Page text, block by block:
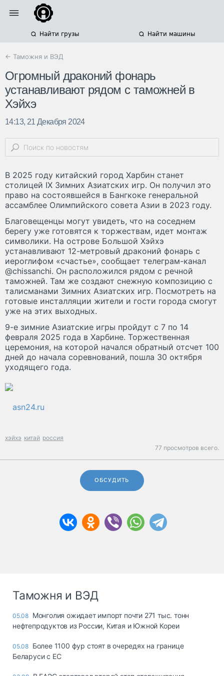
Найти грузы Найти машины
← Таможня и ВЭД
Огромный драконий фонарь
устанавливают рядом с таможней в
Хэйхэ
14:13, 21 Декабря 2024
В 2025 году китайский город Харбин станет
столицей IX Зимних Азиатских игр. Он получил это
право на состоявшейся в Бангкоке генеральной
ассамблее Олимпийского совета Азии в 2023 году.
Благовещенцы могут увидеть, что на соседнем
берегу уже готовятся к торжествам, идет монтаж
символики. На острове Большой Хэйхэ
устанавливают 12-метровый драконий фонарь с
иероглифом «счастье», сообщает телеграм-канал
@chissanchi. Он расположился рядом с речной
таможней. Там же создают снежную композицию с
талисманами Зимних Азиатских игр. Посмотреть на
готовые инсталляции жители и гости города смогут
уже на этих выходных.
9-е зимние Азиатские игры пройдут с 7 по 14
февраля 2025 года в Харбине. Торжественная
церемония, на которой начался обратный отсчет 100
дней до начала соревнований, пошла 30 октября
уходящего года.
asn24.ru
хэйхэ китай россия
77 просмотров всего.
ОБСУДИТЬ
Таможня и ВЭД
05.08 Монголия ожидает импорт почти 271 тыс. тонн
нефтепродуктов из России, Китая и Южной Кореи
05.08 Более 1100 фур стоят в очередях на границе
Беларуси с ЕС